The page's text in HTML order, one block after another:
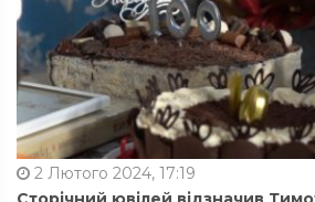
2 Лютого 2024, 17:19